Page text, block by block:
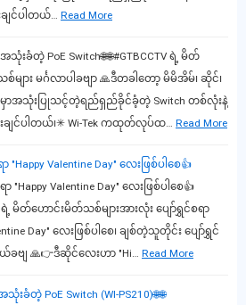
င်ပါတယ်…
Read More
သုံးခံတဲ့ PoE Switch🌐🌐#GTBCCTV ရဲ့ မိတ်
ျား မင်္ဂလာပါခဗျာ 🙏ဒီတခါတော့ မိမိအိမ်၊ ဆိုင်၊
အသုံးပြုသင့်တဲ့ရည်ရှည်ခိုင်ခံ့တဲ့ Switch တစ်လုံးနဲ့
ျင်ပါတယ်၊✳ Wi-Tek ကထုတ်လုပ်ထ…
Read More
ာ "Happy Valentine Day" လေးဖြစ်ပါစေ👍
ာ "Happy Valentine Day" လေးဖြစ်ပါစေ👍
ရဲ့ မိတ်ဟောင်းမိတ်သစ်များအားလုံး ပျော်ရွှင်စရာ
Day" လေးဖြစ်ပါစေ၊ ချစ်တဲ့သူတိုင်း ပျော်ရွှင်
ခဗျ 🙏👉ဒီဆိုင်လေးဟာ "Hi…
Read More
းခံတဲ့ PoE Switch (WI-PS210)🌐🌐